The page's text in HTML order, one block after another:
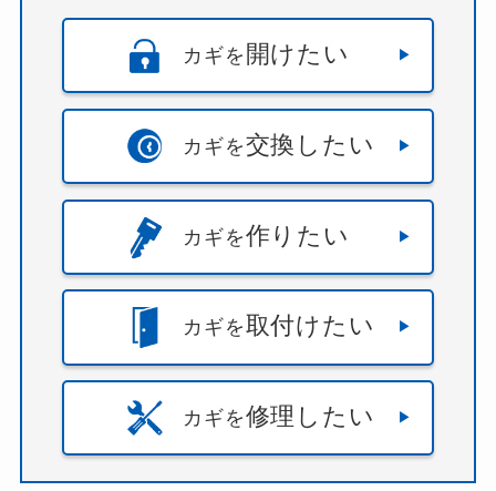
カギを 開けたい
カギを交換したい
カギを作りたい
カギを取付けたい
カギを修理したい